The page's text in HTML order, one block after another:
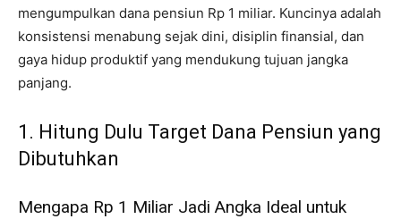
mengumpulkan dana pensiun Rp 1 miliar. Kuncinya adalah
konsistensi menabung sejak dini, disiplin finansial, dan
gaya hidup produktif yang mendukung tujuan jangka
panjang.
1. Hitung Dulu Target Dana Pensiun yang
Dibutuhkan
Mengapa Rp 1 Miliar Jadi Angka Ideal untuk